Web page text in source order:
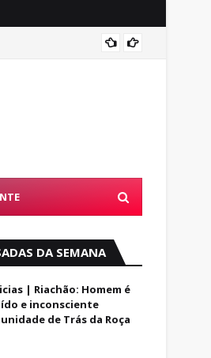
DA SEMANA
| Riachão: Homem é
e inconsciente
de Trás da Roça